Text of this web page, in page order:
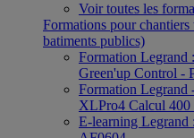
Voir toutes les
Formations pour chantiers
batiments publics)
Formation Legrand
Green'up Control -
Formation Legrand
XLPro4 Calcul 400
E-learning